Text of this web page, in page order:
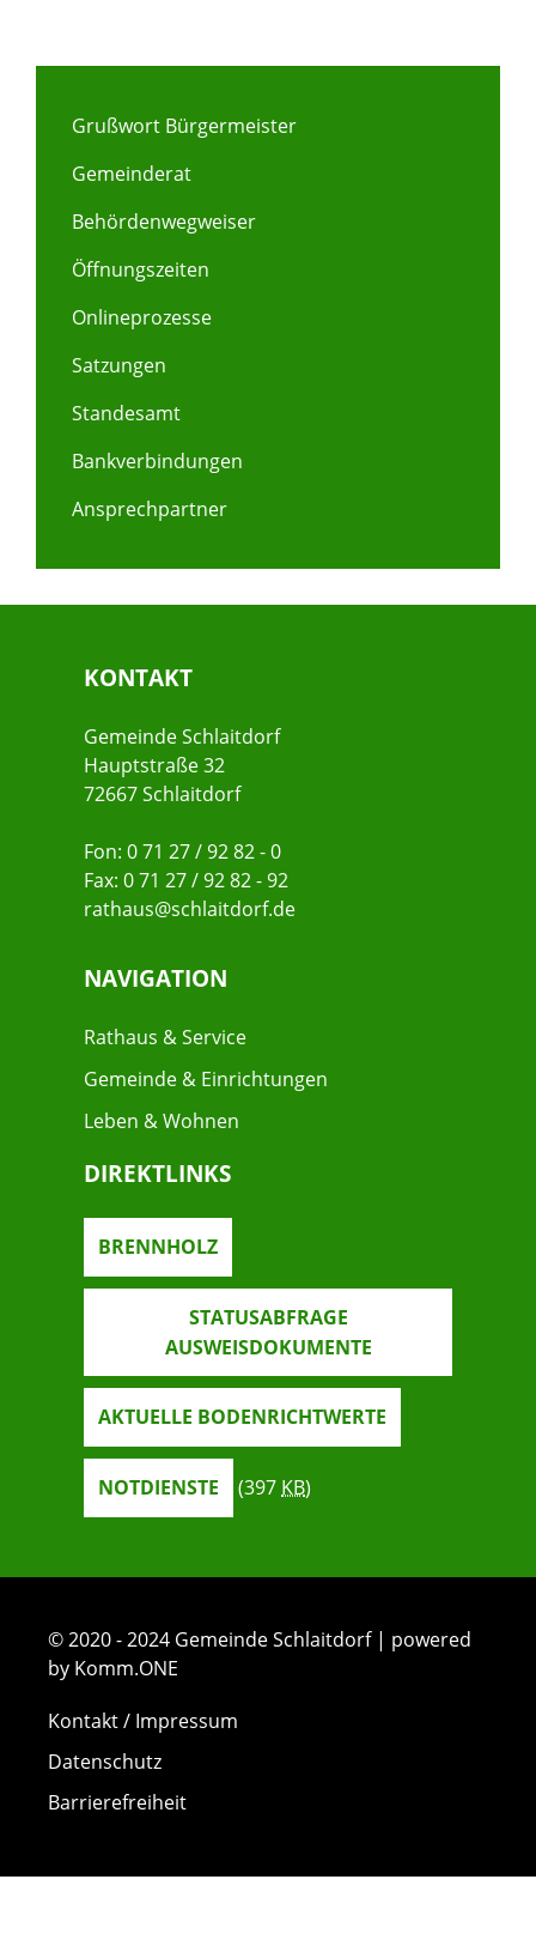
Grußwort Bürgermeister
Gemeinderat
Behördenwegweiser
Öffnungszeiten
Onlineprozesse
Satzungen
Standesamt
Bankverbindungen
Ansprechpartner
KONTAKT
Gemeinde Schlaitdorf
Hauptstraße 32
72667 Schlaitdorf
Fon: 0 71 27 / 92 82 - 0
Fax: 0 71 27 / 92 82 - 92
rathaus@schlaitdorf.de
NAVIGATION
Rathaus & Service
Gemeinde & Einrichtungen
Leben & Wohnen
DIREKTLINKS
BRENNHOLZ
STATUSABFRAGE
AUSWEISDOKUMENTE
AKTUELLE BODENRICHTWERTE
NOTDIENSTE (397 KB)
© 2020 - 2024 Gemeinde Schlaitdorf | powered
by Komm.ONE
Kontakt / Impressum
Datenschutz
Barrierefreiheit